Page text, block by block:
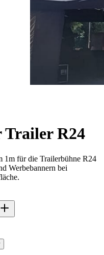
Trailer R24
1m für die Trailerbühne R24
Werbebannern bei